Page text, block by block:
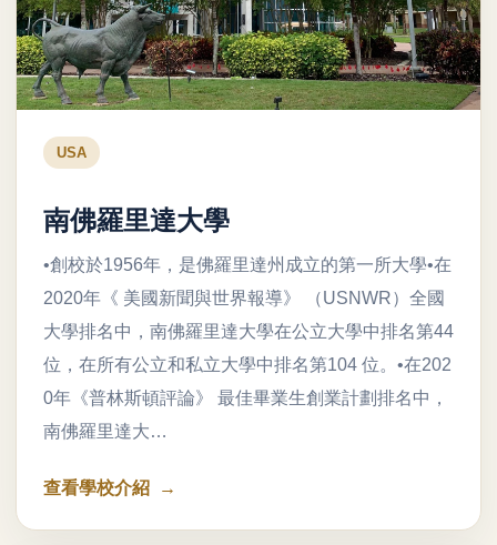
USA
南佛羅里達大學
•創校於1956年，是佛羅里達州成立的第一所大學•在
2020年《 美國新聞與世界報導》 （USNWR）全國
大學排名中，南佛羅里達大學在公立大學中排名第44
位，在所有公立和私立大學中排名第104 位。•在202
0年《普林斯頓評論》 最佳畢業生創業計劃排名中，
南佛羅里達大…
查看學校介紹